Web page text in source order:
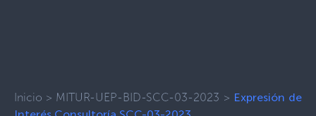
Inicio > MITUR-UEP-BID-SCC-03-2023 > Expresión de